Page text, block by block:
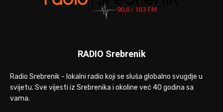
RADIO Srebrenik
Radio Srebrenik - lokalni radio koji se sluša globalno svugdje u
svijetu. Sve vijesti iz Srebrenika i okoline već 40 godina sa
vama.